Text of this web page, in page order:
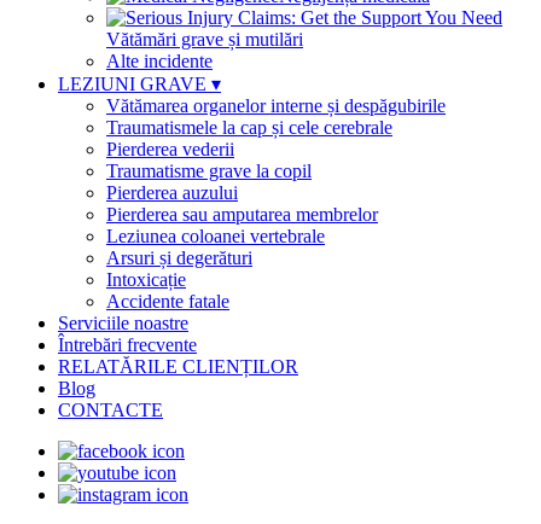
Vătămări grave și mutilări
Alte incidente
LEZIUNI GRAVE ▾
Vătămarea organelor interne și despăgubirile
Traumatismele la cap și cele cerebrale
Pierderea vederii
Traumatisme grave la copil
Pierderea auzului
Pierderea sau amputarea membrelor
Leziunea coloanei vertebrale
Arsuri și degerături
Intoxicație
Accidente fatale
Serviciile noastre
Întrebări frecvente
RELATĂRILE CLIENȚILOR
Blog
CONTACTE